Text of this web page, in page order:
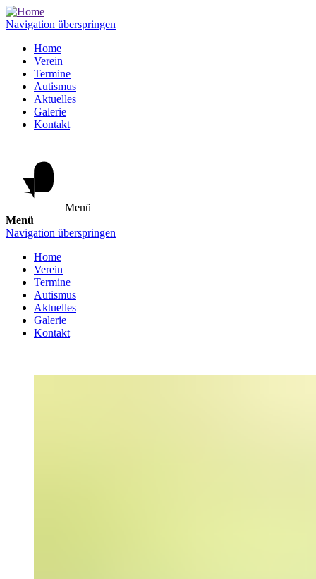
Navigation überspringen
Home
Verein
Termine
Autismus
Aktuelles
Galerie
Kontakt
Menü
Menü
Navigation überspringen
Home
Verein
Termine
Autismus
Aktuelles
Galerie
Kontakt